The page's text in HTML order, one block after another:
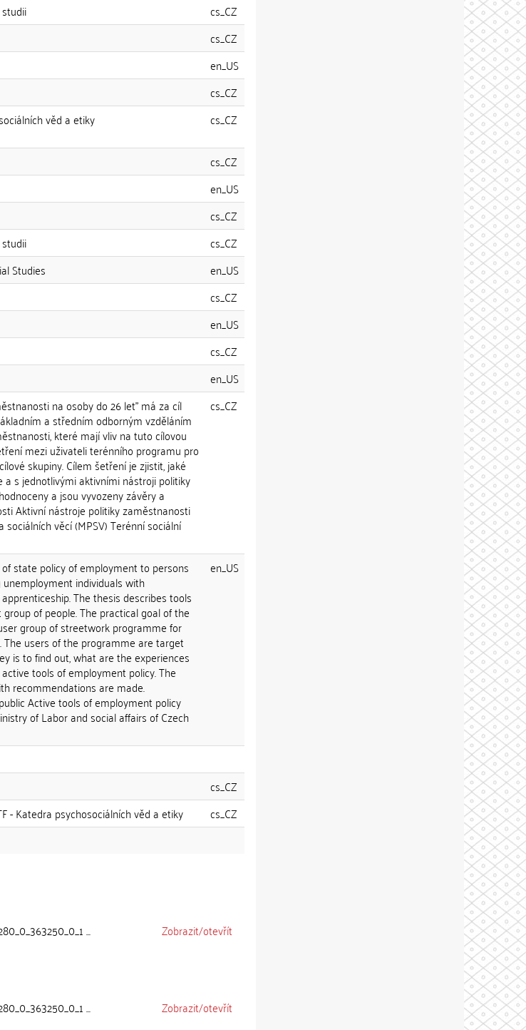
cs_CZ
cs_CZ
en_US
cs_CZ
věd a etiky cs_CZ
cs_CZ
en_US
cs_CZ
cs_CZ
Studies
en_US
cs_CZ
en_US
cs_CZ
en_US
na osoby do 26 let" má za cíl
a středním odborným vzděláním
které mají vliv na tuto cílovou
mezi uživateli terénního programu pro
skupiny. Cílem šetření je zjistit, jaké
s jednotlivými aktivními nástroji politiky
a jsou vyvozeny závěry a
Aktivní nástroje politiky zaměstnanosti
věcí (MPSV) Terénní sociální
cs_CZ
state policy of employment to persons
individuals with
The thesis describes tools
of people. The practical goal of the
group of streetwork programme for
users of the programme are target
is to find out, what are the experiences
tools of employment policy. The
recommendations are made.
Active tools of employment policy
of Labor and social affairs of Czech
en_US
cs_CZ
- Katedra psychosociálních věd a etiky
cs_CZ
... Zobrazit/otevřít
... Zobrazit/otevřít